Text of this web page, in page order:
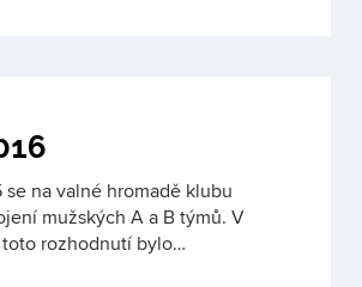
se na valné hromadě klubu
mužských A a B týmů. V
toto rozhodnutí bylo…